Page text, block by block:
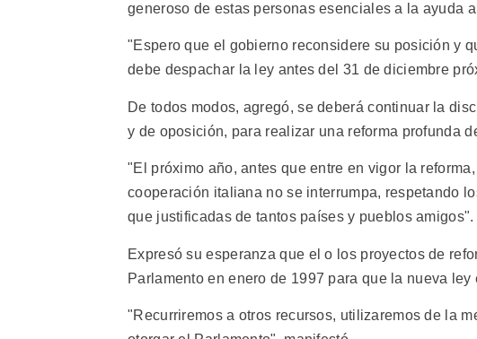
generoso de estas personas esenciales a la ayuda
"Espero que el gobierno reconsidere su posición y
debe despachar la ley antes del 31 de diciembre
De todos modos, agregó, se deberá continuar la
y de oposición, para realizar una reforma profunda
"El próximo año, antes que entre en vigor la
cooperación italiana no se interrumpa, respetando
que justificadas de tantos países y pueblos amigos".
Expresó su esperanza que el o los proyectos de
Parlamento en enero de 1997 para que la nueva ley
"Recurriremos a otros recursos, utilizaremos de la